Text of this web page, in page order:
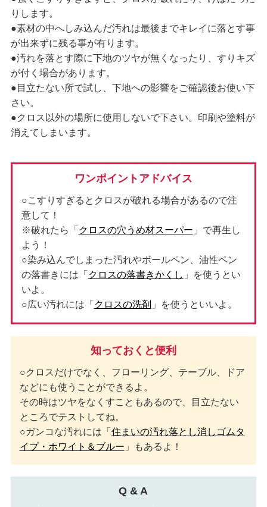
りします。
●素材の中へしみ込んだ汚れは最後までキレイに落とす事
が出来ずに残る事が有ります。
●汚れを落とす際に下地のツヤが無くなったり、すりキズ
が付く場合があります。
●目立たない所で試し、下地への影響をご確認後お使い下
さい。
●クロス以外の場所に使用しないで下さい。印刷や塗料が
消えてしまいます。
ワンポイントアドバイス
○こすりすぎるとクロスが破れる場合があるので注
意して！
※破れたら「 クロスの穴うめ材スーパー 」で再生し
よう！
○染み込んでしまった汚れやボールペン、油性ペン
の落書きには「 クロスの落書きかくし 」を使うとい
いよ。
○広い汚れには「 クロスの洗剤 」を使うといいよ。
知っておくと便利
○クロスだけでなく、フローリング、テーブル、ドア
などにも使うことができるよ。
その時はツヤをなくすこともあるので、目立たない
ところでテストしてね。
○ガンコな汚れには「 住まいの汚れ落とし消しゴムタ
イプ・ホワイト＆ブルー 」もあるよ！
Q & A